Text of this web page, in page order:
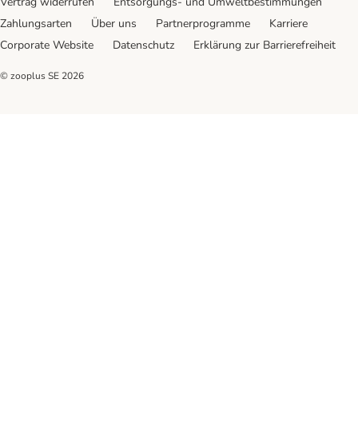
Zahlungsarten
Über uns Partnerprogramme
Karriere
Corporate Website
Datenschutz Erklärung zur Barrierefreiheit
© zooplus SE 2026